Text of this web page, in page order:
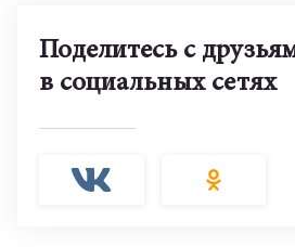
Поделитесь с
в социальных сетях